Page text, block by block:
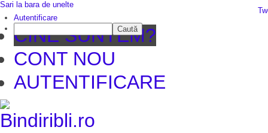
CINE SUNTEM?
CONT NOU
AUTENTIFICARE
Sari la bara de unelte
Autentificare
Caută